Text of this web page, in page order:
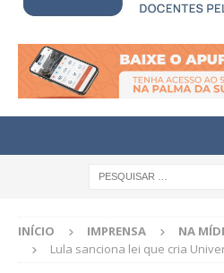
INÍCIO IMPRENSA NA
Lula sanciona lei que cria